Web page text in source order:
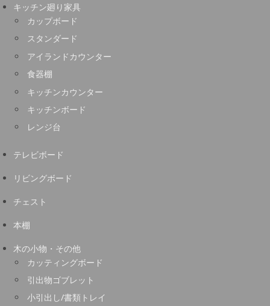
キッチン廻り家具
カップボード
スタンダード
アイランドカウンター
食器棚
キッチンカウンター
キッチンボード
レンジ台
テレビボード
リビングボード
チェスト
本棚
木の小物・その他
カッティングボード
引出物ゴブレット
小引出し/書類トレイ